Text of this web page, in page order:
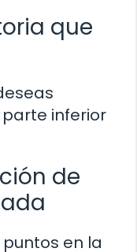
que
inferior
de
en la